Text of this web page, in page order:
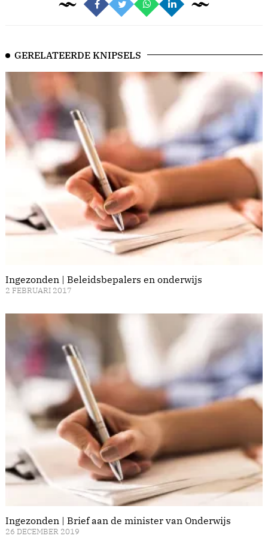
GERELATEERDE KNIPSELS
Ingezonden | Beleidsbepalers en onderwijs
2 FEBRUARI 2017
Ingezonden | Brief aan de minister van Onderwijs
26 DECEMBER 2019